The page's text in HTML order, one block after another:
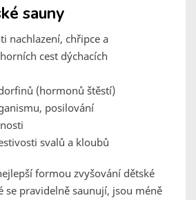
sauny
nachlazení, chřipce a
cest dýchacích
(hormonů štěstí)
posilování
svalů a kloubů
formou zvyšování dětské
se pravidelně saunují, jsou méně